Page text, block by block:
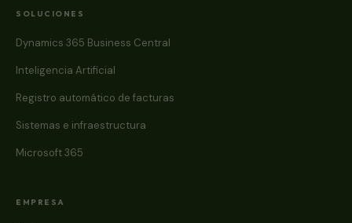
SOLUCIONES
Dynamics 365 Business Central
Inteligencia Artificial
Registro automático de facturas
Sistemas e infraestructura
Microsoft 365
EMPRESA